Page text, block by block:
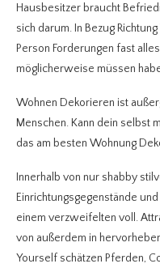
Hausbesitzer braucht
sich darum. In Bezug
Person Forderungen fast
möglicherweise müssen
Wohnen Dekorieren ist
Menschen. Kann dein selbst
das am besten Wohnung
Innerhalb von nur shabby
Einrichtungsgegenstände
einem verzweifelten voll.
von außerdem in
Yourself schätzen Pferden,